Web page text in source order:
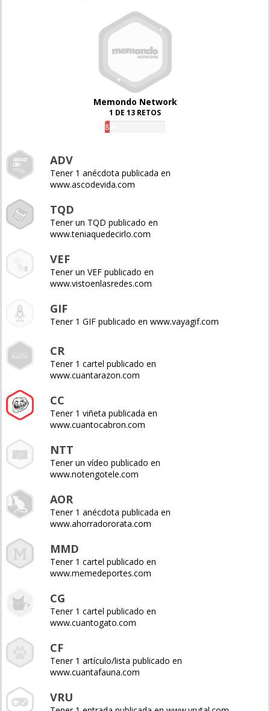
Memondo Network
1 DE 13 RETOS
8%
ADV
Tener 1 anécdota publicada en
www.ascodevida.com
TQD
Tener un TQD publicado en
www.teniaquedecirlo.com
VEF
Tener un VEF publicado en
www.vistoenlasredes.com
GIF
Tener 1 GIF publicado en www.vayagif.com
CR
Tener 1 cartel publicado en
www.cuantarazon.com
CC
Tener 1 viñeta publicada en
www.cuantocabron.com
NTT
Tener un vídeo publicado en
www.notengotele.com
AOR
Tener 1 anécdota publicada en
www.ahorradororata.com
MMD
Tener 1 cartel publicado en
www.memedeportes.com
CG
Tener 1 cartel publicado en
www.cuantogato.com
CF
Tener 1 artículo/lista publicado en
www.cuantafauna.com
VRU